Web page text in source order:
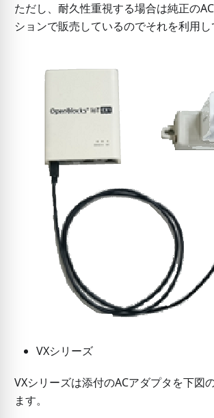
ただし、耐久性重視する場合は純正の
ションで販売しているのでそれを利用し
VXシリーズ
VXシリーズは添付のACアダプタを下図
ます。